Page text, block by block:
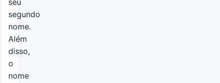
segundo
nome.
Além
disso,
o
nome